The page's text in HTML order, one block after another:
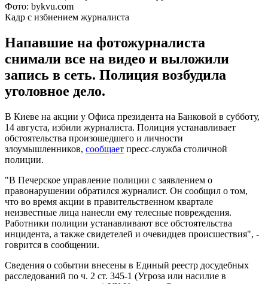
Фото: bykvu.com
Кадр с избиением журналиста
Напавшие на фотожурналиста
снимали все на видео и выложили
запись в сеть. Полиция возбудила
уголовное дело.
В Киеве на акции у Офиса президента на Банковой в субботу,
14 августа, избили журналиста. Полиция устанавливает
обстоятельства произошедшего и личности
злоумышленников, сообщает пресс-служба столичной
полиции.
"В Печерское управление полиции с заявлением о
правонарушении обратился журналист. Он сообщил о том,
что во время акции в правительственном квартале
неизвестные лица нанесли ему телесные повреждения.
Работники полиции устанавливают все обстоятельства
инцидента, а также свидетелей и очевидцев происшествия", -
говрится в сообщении.
Сведения о событии внесены в Единый реестр досудебных
расследований по ч. 2 ст. 345-1 (Угроза или насилие в